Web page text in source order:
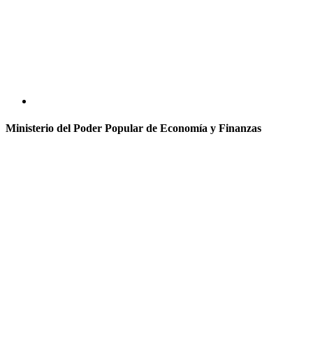
Ministerio del Poder Popular de Economía y Finanzas